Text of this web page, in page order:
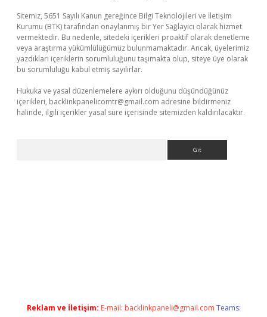
Sitemiz, 5651 Sayılı Kanun gereğince Bilgi Teknolojileri ve İletişim
Kurumu (BTK) tarafından onaylanmış bir Yer Sağlayıcı olarak hizmet
vermektedir. Bu nedenle, sitedeki içerikleri proaktif olarak denetleme
veya araştırma yükümlülüğümüz bulunmamaktadır. Ancak, üyelerimiz
yazdıkları içeriklerin sorumluluğunu taşımakta olup, siteye üye olarak
bu sorumluluğu kabul etmiş sayılırlar.
Hukuka ve yasal düzenlemelere aykırı olduğunu düşündüğünüz
içerikleri, backlinkpanelicomtr@gmail.com adresine bildirmeniz
halinde, ilgili içerikler yasal süre içerisinde sitemizden kaldırılacaktır.
Reklam ve İletişim: E-mail: backlinkpaneli@gmail.com Teams: